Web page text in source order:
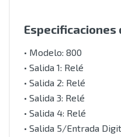
Especificaciones
• Modelo: 800
• Salida 1: Relé
• Salida 2: Relé
• Salida 3: Relé
• Salida 4: Relé
• Salida 5/Entrada